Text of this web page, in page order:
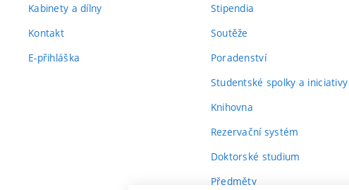
Kabinety a dílny
Kontakt
E-přihláška
Stipendia
Soutěže
Poradenství
Studentské spolky a iniciativy
Knihovna
Rezervační systém
Doktorské studium
Předměty